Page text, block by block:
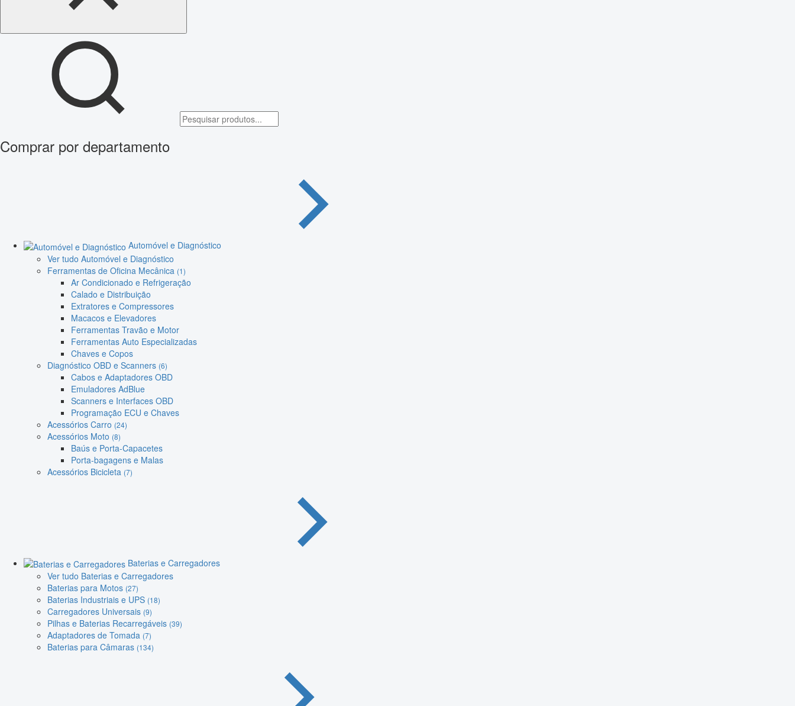
Comprar por departamento
Automóvel e Diagnóstico
Ver tudo Automóvel e Diagnóstico
Ferramentas de Oficina Mecânica (1)
Ar Condicionado e Refrigeração
Calado e Distribuição
Extratores e Compressores
Macacos e Elevadores
Ferramentas Travão e Motor
Ferramentas Auto Especializadas
Chaves e Copos
Diagnóstico OBD e Scanners (6)
Cabos e Adaptadores OBD
Emuladores AdBlue
Scanners e Interfaces OBD
Programação ECU e Chaves
Acessórios Carro (24)
Acessórios Moto (8)
Baús e Porta-Capacetes
Porta-bagagens e Malas
Acessórios Bicicleta (7)
Baterias e Carregadores
Ver tudo Baterias e Carregadores
Baterias para Motos (27)
Baterias Industriais e UPS (18)
Carregadores Universais (9)
Pilhas e Baterias Recarregáveis (39)
Adaptadores de Tomada (7)
Baterias para Câmaras (134)